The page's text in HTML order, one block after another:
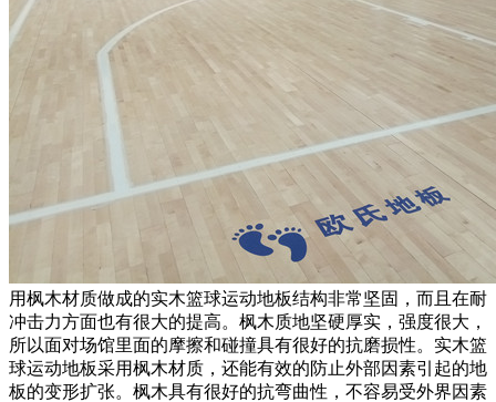
用枫木材质做成的实木篮球运动地板结构非常坚固，而且在耐
冲击力方面也有很大的提高。枫木质地坚硬厚实，强度很大，
所以面对场馆里面的摩擦和碰撞具有很好的抗磨损性。实木篮
球运动地板采用枫木材质，还能有效的防止外部因素引起的地
板的变形扩张。枫木具有很好的抗弯曲性，不容易受外界因素